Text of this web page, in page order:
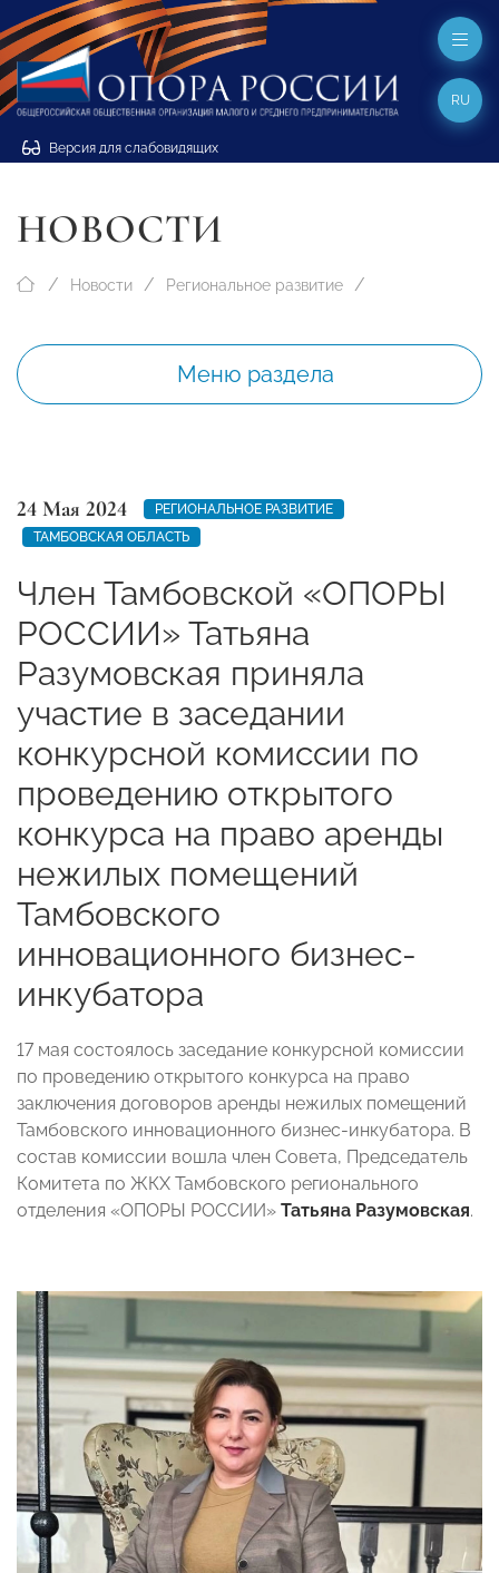
Версия для слабовидящих
RU
НОВОСТИ
Новости Региональное развитие
Меню раздела
24 Мая 2024
РЕГИОНАЛЬНОЕ РАЗВИТИЕ
ТАМБОВСКАЯ ОБЛАСТЬ
Член Тамбовской «ОПОРЫ
РОССИИ» Татьяна
Разумовская приняла
участие в заседании
конкурсной комиссии по
проведению открытого
конкурса на право аренды
нежилых помещений
Тамбовского
инновационного бизнес-
инкубатора
17 мая состоялось заседание конкурсной комиссии
по проведению открытого конкурса на право
заключения договоров аренды нежилых помещений
Тамбовского инновационного бизнес-инкубатора. В
состав комиссии вошла член Совета, Председатель
Комитета по ЖКХ Тамбовского регионального
отделения «ОПОРЫ РОССИИ» Татьяна Разумовская.